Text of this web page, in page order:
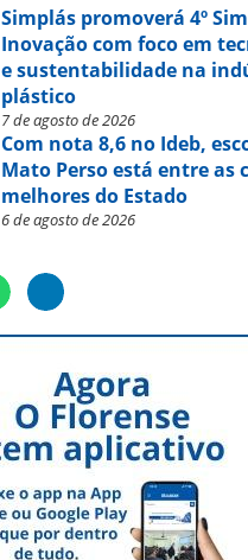
Simplás promoverá 4º
Inovação com foco em
e sustentabilidade na
plástico
7 de agosto de 2026
Com nota 8,6 no Ideb,
Mato Perso está entre as
melhores do Estado
6 de agosto de 2026